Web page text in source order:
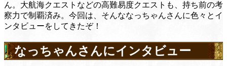
ん。大航海クエストなどの高難易度クエストも、持ち前の考
察力で制覇済み。今回は、そんななっちゃんさんに色々とイ
ンタビューをしてきたぞ！
なっちゃんさんにインタビュー